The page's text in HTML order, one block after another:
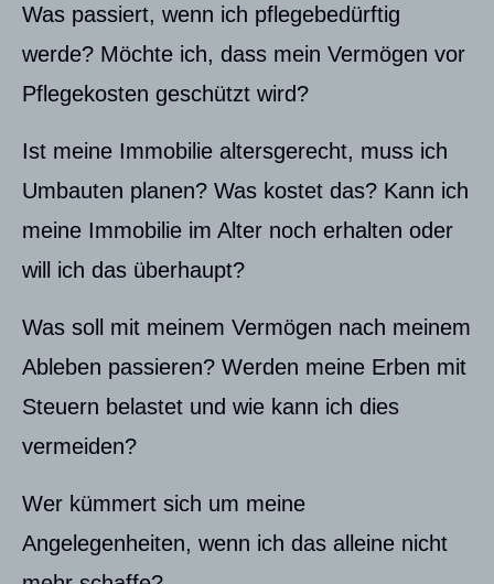
Was passiert, wenn ich pflegebedürftig
werde? Möchte ich, dass mein Vermögen vor
Pflegekosten geschützt wird?
Ist meine Immobilie altersgerecht, muss ich
Umbauten planen? Was kostet das? Kann ich
meine Immobilie im Alter noch erhalten oder
will ich das überhaupt?
Was soll mit meinem Vermögen nach meinem
Ableben passieren? Werden meine Erben mit
Steuern belastet und wie kann ich dies
vermeiden?
Wer kümmert sich um meine
Angelegenheiten, wenn ich das alleine nicht